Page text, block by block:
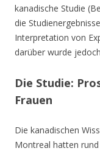
kanadische Studie
die
Interpretation von
darüber wurde
Die Studie:
Frauen
Die kanadischen
Montreal hatten